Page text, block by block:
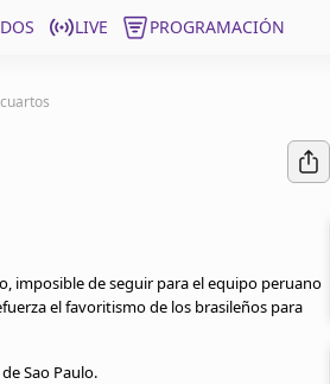
LIVE PROGRAMACIÓN
imposible de seguir para el equipo peruano
el favoritismo de los brasileños para
Sao Paulo.